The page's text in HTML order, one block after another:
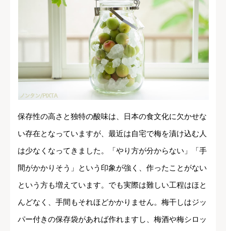
保存性の高さと独特の酸味は、日本の食文化に欠かせな
い存在となっていますが、最近は自宅で梅を漬け込む人
は少なくなってきました。「やり方が分からない」「手
間がかかりそう」という印象が強く、作ったことがない
という方も増えています。でも実際は難しい工程はほと
んどなく、手間もそれほどかかりません。梅干しはジッ
パー付きの保存袋があれば作れますし、梅酒や梅シロッ